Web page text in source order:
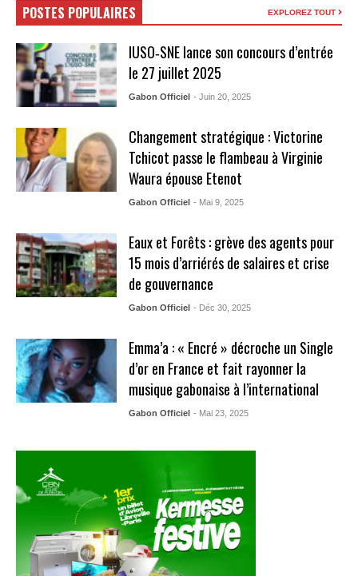
POSTES POPULAIRES EXPLOREZ TOUT
IUSO‑SNE lance son concours d’entrée
le 27 juillet 2025
Gabon Officiel - Juin 20, 2025
Changement stratégique : Victorine
Tchicot passe le flambeau à Virginie
Waura épouse Etenot
Gabon Officiel - Mai 9, 2025
Eaux et Forêts : grève des agents pour
15 mois d’arriérés de salaires et crise
de gouvernance
Gabon Officiel - Déc 30, 2025
Emma’a : « Encré » décroche un Single
d’or en France et fait rayonner la
musique gabonaise à l’international
Gabon Officiel - Mai 23, 2025